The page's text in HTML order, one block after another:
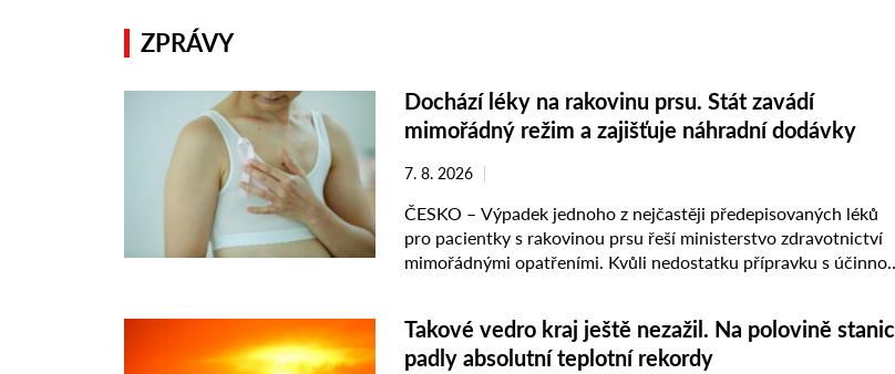
ZPRÁVY
Dochází léky na rakovinu prsu. Stát zavádí
mimořádný režim a zajišťuje náhradní dodávky
7. 8. 2026
ČESKO – Výpadek jednoho z nejčastěji předepisovaných léků
pro pacientky s rakovinou prsu řeší ministerstvo zdravotnictví
mimořádnými opatřeními. Kvůli nedostatku přípravku s účinnou
Takové vedro kraj ještě nezažil. Na polovině stanic
padly absolutní teplotní rekordy